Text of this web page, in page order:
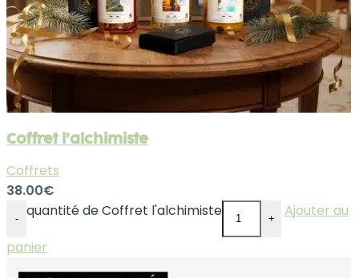
Coffret l’alchimiste
Coffrets
38.00€
- quantité de Coffret l'alchimiste +
Ajouter au
panier